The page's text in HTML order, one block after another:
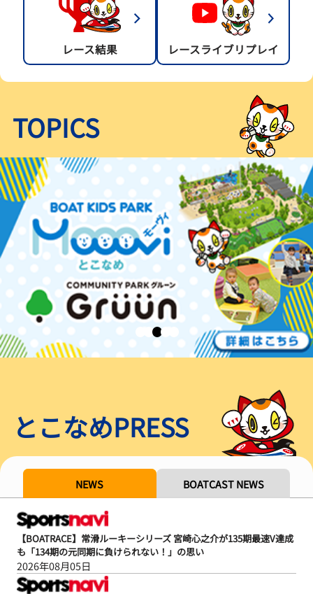
レース結果 レースライブリプレイ
TOPICS
とこなめPRESS
NEWS BOATCAST NEWS
【BOATRACE】常滑ルーキーシリーズ 宮崎心之介が135期最速V達成
も「134期の元同期に負けられない！」の思い
2026年08月05日